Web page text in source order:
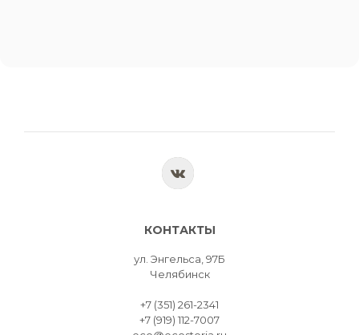
КОНТАКТЫ
ул. Энгельса, 97Б
Челябинск
+7 (351) 261-2341
+7 (919) 112-7007